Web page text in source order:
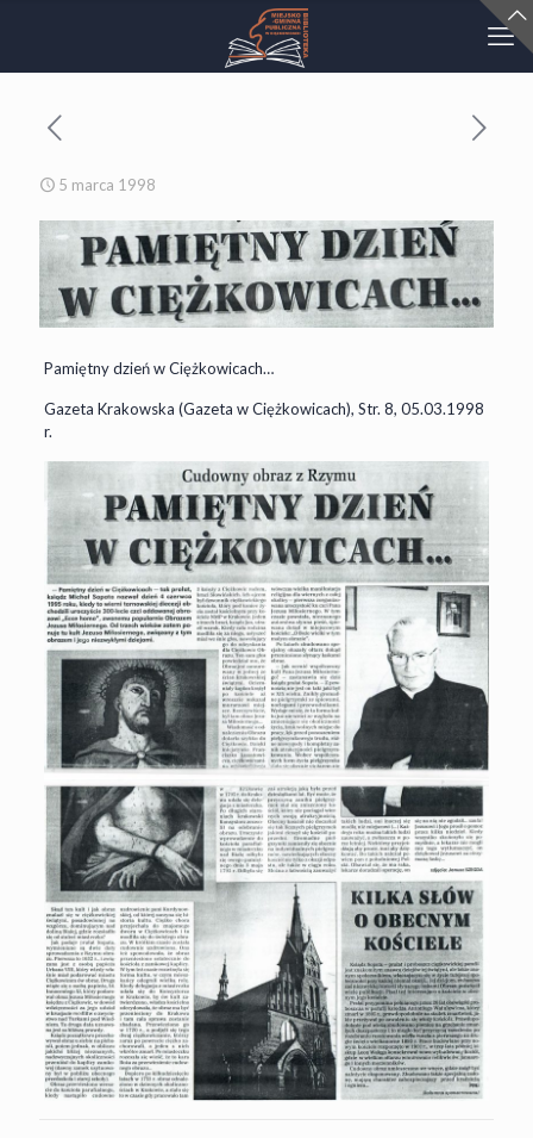
5 marca 1998
Pamiętny dzień w Ciężkowicach…
Gazeta Krakowska (Gazeta w Ciężkowicach), Str. 8, 05.03.1998
r.